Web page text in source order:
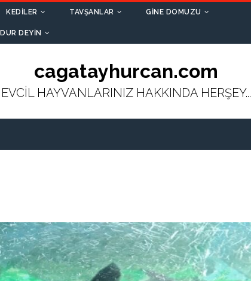
KEDILER TAVŞANLAR GINE DOMUZU
DEYIN
cagatayhurcan.com
EVCİL HAYVANLARINIZ HAKKINDA HERŞEY...